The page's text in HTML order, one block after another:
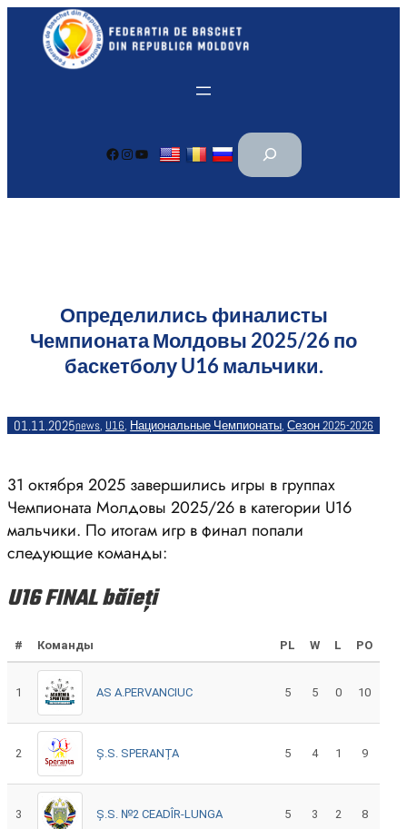
Перейти
содержимому
Facebook Instagram YouTube
П
и
Определились финалисты
Чемпионата Молдовы 2025/26 по
баскетболу U16 мальчики.
01.11.2025news, U16, Национальные Чемпионаты, Сезон 2025-2026
31 октября 2025 завершились игры в группах
Чемпионата Молдовы 2025/26 в категории U16
мальчики. По итогам игр в финал попали
следующие команды:
U16 FINAL băieți
# Команды PL W L PO
1 AS A.PERVANCIUC 5 5 0 10
2 Ș.S. SPERANȚA 5 4 1 9
3 Ș.S. №2 CEADÎR-LUNGA 5 3 2 8